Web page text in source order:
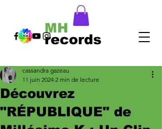
records
MH
Découvrez
"RÉPUBLIQUE" de
cassandra gazeau
11 juin 2024 2 min de lecture